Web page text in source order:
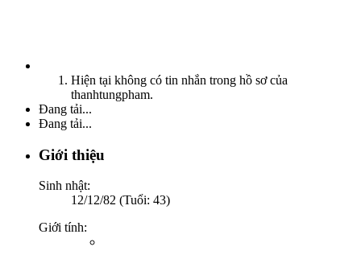
Hiện tại không có tin nhắn trong hồ sơ của
thanhtungpham.
Đang tải...
Đang tải...
Giới thiệu
Sinh nhật:
12/12/82 (Tuổi: 43)
Giới tính: